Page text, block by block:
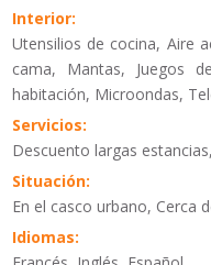
Interior:
Utensilios de cocina, Aire
cama, Mantas, Juegos
habitación, Microondas,
Servicios:
Descuento largas
Situación:
En el casco urbano, Cerca
Idiomas: